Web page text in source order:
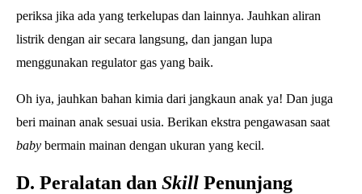
periksa jika ada yang terkelupas dan lainnya. Jauhkan aliran
listrik dengan air secara langsung, dan jangan lupa
menggunakan regulator gas yang baik.
Oh iya, jauhkan bahan kimia dari jangkaun anak ya! Dan juga
beri mainan anak sesuai usia. Berikan ekstra pengawasan saat
baby bermain mainan dengan ukuran yang kecil.
D. Peralatan dan Skill Penunjang